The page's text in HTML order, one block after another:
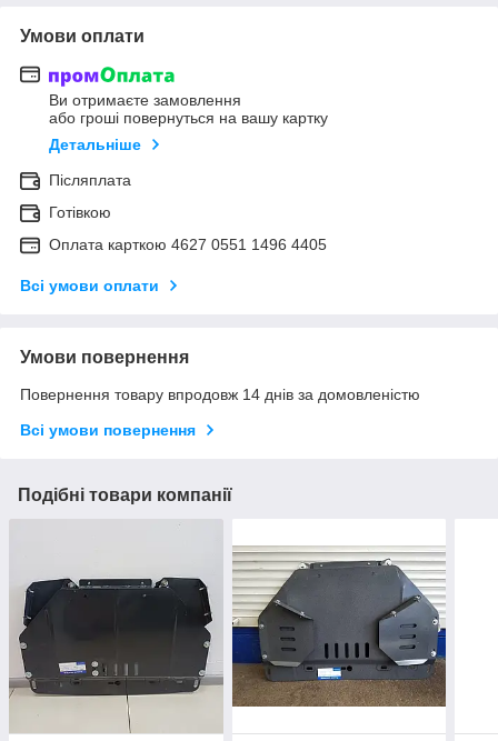
Умови оплати
Ви отримаєте замовлення
або гроші повернуться на вашу картку
Детальніше
Післяплата
Готівкою
Оплата карткою 4627 0551 1496 4405
Всі умови оплати
Умови повернення
Повернення товару впродовж 14 днів за домовленістю
Всі умови повернення
Подібні товари компанії